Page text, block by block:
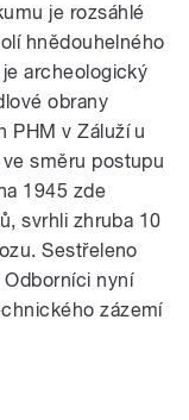
je rozsáhlé
hnědouhelného
archeologický
obrany
PHM v Záluží u
směru postupu
1945 zde
svrhli zhruba 10
Sestřeleno
nyní
zázemí